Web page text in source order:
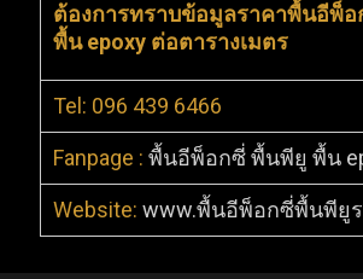
ต้องการทราบข้อมูลราคาพื้นอีพ็
พื้น epoxy ต่อตารางเมตร
Tel: 096 439 6466
Fanpage : พื้นอีพ็อกซี่ พื้นพียู พื้น
Website: www.พื้นอีพ็อกซี่พื้นพียู